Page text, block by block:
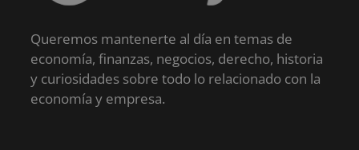
Queremos mantenerte al día en temas de
economía, finanzas, negocios, derecho, historia
y curiosidades sobre todo lo relacionado con la
economía y empresa.